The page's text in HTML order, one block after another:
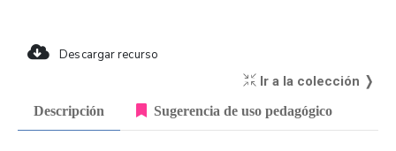
Descargar recurso
Ir a la colección ❭
Descripción Sugerencia de uso pedagógico